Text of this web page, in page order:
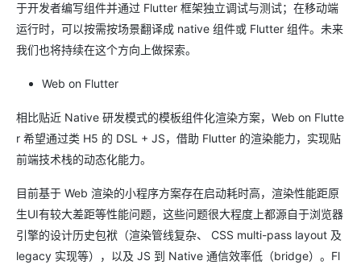
于开发者编写组件并通过 Flutter 框架独立调试与测试；在移动端
运行时，可以按需按场景翻译成 native 组件或 Flutter 组件。未来
我们也将持续在这个方向上做探索。
Web on Flutter
相比贴近 Native 研发模式的模板组件化渲染方案，Web on Flutte
r 希望通过类 H5 的 DSL + JS，借助 Flutter 的渲染能力，实现贴
前端技术栈的动态化能力。
目前基于 Web 渲染的小程序方案存在启动耗时高，渲染性能距原
生UI有较大差距等性能问题，这些问题很大程度上都源自于浏览器
引擎的设计历史包袱（渲染管线复杂、 CSS multi-pass layout 及
legacy 实现等），以及 JS 到 Native 通信效率低（bridge）。Fl